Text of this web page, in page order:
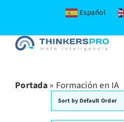
Español
to
content
Portada» Formación en IA
Sort by Default Order